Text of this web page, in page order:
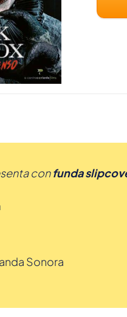
confunda
Sonora